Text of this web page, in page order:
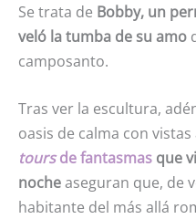
Se trata de Bobby, un
veló la tumba de su amo
camposanto.
Tras ver la escultura,
oasis de calma con
toursde fantasmas que
nocheaseguran que, de
habitante del más allá